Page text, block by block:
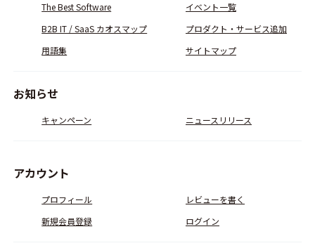
The Best Software
イベント一覧
B2B IT / SaaS カオスマップ
プロダクト・サービス追加
用語集
サイトマップ
お知らせ
キャンペーン ニュースリリース
アカウント
プロフィール
レビューを書く
新規会員登録
ログイン